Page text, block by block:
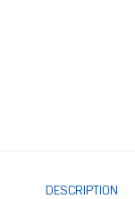
DESCRIPTION